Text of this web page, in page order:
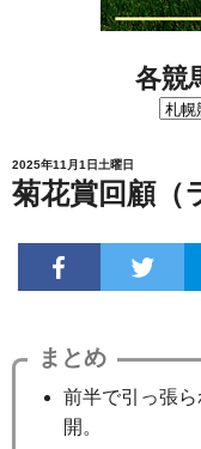
各競
2025年11月1日土曜日
菊花賞回顧（
まとめ
前半で引っ張
開。